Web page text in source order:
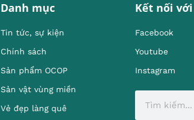
Danh mục
Tin tức, sự kiện
Chính sách
Sản phẩm OCOP
Sản vật vùng miền
Vẻ đẹp làng quê
Kết nối
Facebook
Youtube
Instagram